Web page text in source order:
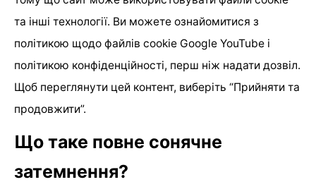
та інші технології. Ви можете ознайомитися з
політикою щодо файлів cookie Google YouTube i
політикою конфіденційності, перш ніж надати дозвіл.
Щоб переглянути цей контент, виберіть “Прийняти та
продовжити”.
Що таке повне сонячне
затемнення?